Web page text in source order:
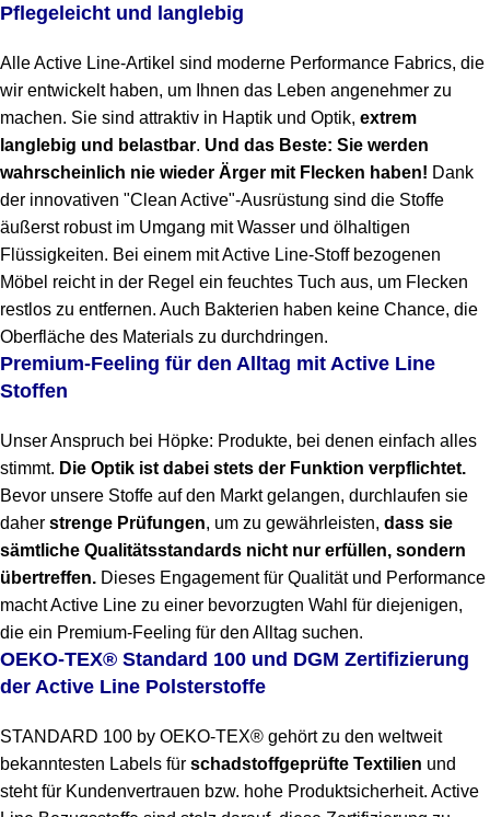
Pflegeleicht und langlebig
Alle Active Line-Artikel sind moderne Performance Fabrics, die
wir entwickelt haben, um Ihnen das Leben angenehmer zu
machen. Sie sind attraktiv in Haptik und Optik, extrem
langlebig und belastbar. Und das Beste: Sie werden
wahrscheinlich nie wieder Ärger mit Flecken haben! Dank
der innovativen "Clean Active"-Ausrüstung sind die Stoffe
äußerst robust im Umgang mit Wasser und ölhaltigen
Flüssigkeiten. Bei einem mit Active Line-Stoff bezogenen
Möbel reicht in der Regel ein feuchtes Tuch aus, um Flecken
restlos zu entfernen. Auch Bakterien haben keine Chance, die
Oberfläche des Materials zu durchdringen.
Premium-Feeling für den Alltag mit Active Line
Stoffen
Unser Anspruch bei Höpke: Produkte, bei denen einfach alles
stimmt. Die Optik ist dabei stets der Funktion verpflichtet.
Bevor unsere Stoffe auf den Markt gelangen, durchlaufen sie
daher strenge Prüfungen, um zu gewährleisten, dass sie
sämtliche Qualitätsstandards nicht nur erfüllen, sondern
übertreffen. Dieses Engagement für Qualität und Performance
macht Active Line zu einer bevorzugten Wahl für diejenigen,
die ein Premium-Feeling für den Alltag suchen.
OEKO-TEX® Standard 100 und DGM Zertifizierung
der Active Line Polsterstoffe
STANDARD 100 by OEKO-TEX® gehört zu den weltweit
bekanntesten Labels für schadstoffgeprüfte Textilien und
steht für Kundenvertrauen bzw. hohe Produktsicherheit. Active